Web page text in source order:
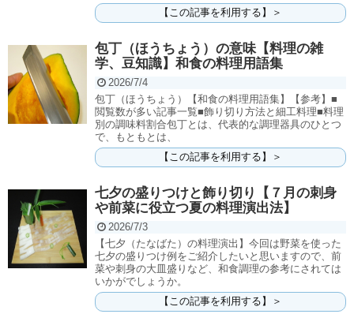
【この記事を利用する】＞
包丁（ほうちょう）の意味【料理の雑
学、豆知識】和食の料理用語集
2026/7/4
包丁（ほうちょう）【和食の料理用語集】​【参考】■
閲覧数が多い記事一覧■飾り切り方法と細工料理■料理
別の調味料割合包丁とは、代表的な調理器具のひとつ
で、もともとは、
【この記事を利用する】＞
七夕の盛りつけと飾り切り【７月の刺身
や前菜に役立つ夏の料理演出法】
2026/7/3
【七夕（たなばた）の料理演出】今回は野菜を使った
七夕の盛りつけ例をご紹介したいと思いますので、前
菜や刺身の大皿盛りなど、和食調理の参考にされては
いかがでしょうか。
【この記事を利用する】＞